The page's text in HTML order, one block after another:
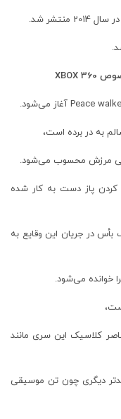
به در برده است،
بی مرزش محسوب می‌شود.
کردن پاز دست به کار شده
در جریان این وقایع به
خوانده می‌شود.
کلاسیک این سری مانند
دیگری چون تن موسیقی